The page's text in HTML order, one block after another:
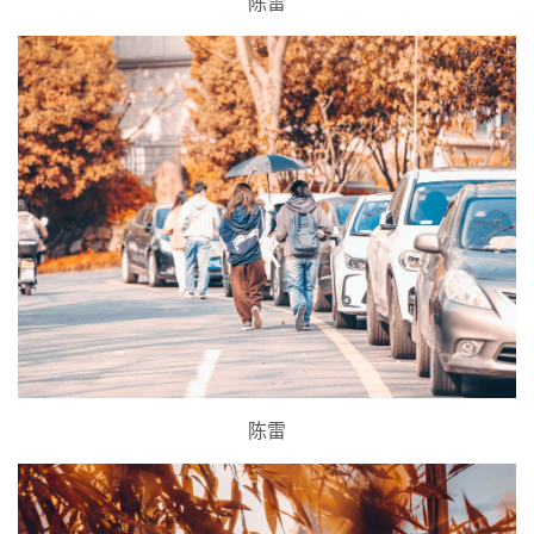
陈雷